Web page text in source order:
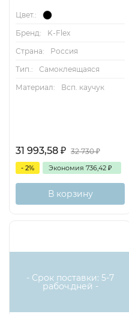
Цвет.:
Бренд:
K-Flex
Страна:
Россия
Тип.:
Самоклеящаяся
Материал:
Всп. каучук
31 993,58 ₽ 32 730₽
- 2% Экономия 736,42 ₽
В корзину
- Срок поставки: 5-7
рабоч.дней -